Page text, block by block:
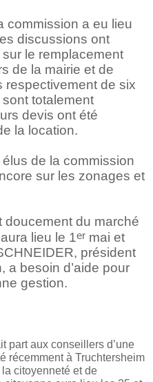
commission a eu lieu
discussions ont
le remplacement
de la mairie et de
respectivement de six
totalement
devis ont été
la location.
élus de la commission
sur les zonages et
doucement du marché
lieu le 1ermai et
président
a besoin d’aide pour
gestion.
part aux conseillers d’une
récemment à Truchtersheim
citoyenneté et de